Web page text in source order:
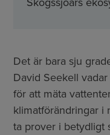
Det är bara sju
David Seekell
för att mäta
klimatförändringar i
ta prover i betydligt